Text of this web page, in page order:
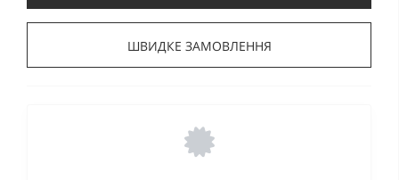
ШВИДКЕ ЗАМОВЛЕННЯ